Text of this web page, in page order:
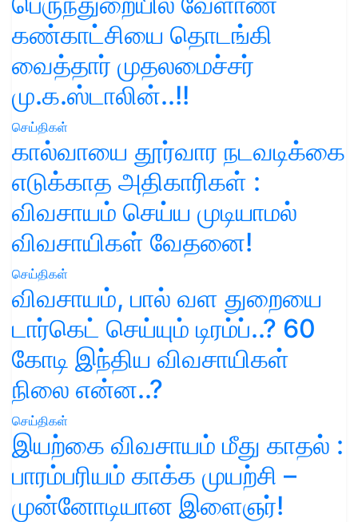
கண்காட்சியை தொடங்கி
வைத்தார் முதலமைச்சர்
மு.க.ஸ்டாலின்..!!
செய்திகள்
கால்வாயை தூர்வார நடவடிக்கை
எடுக்காத அதிகாரிகள் :
விவசாயம் செய்ய முடியாமல்
விவசாயிகள் வேதனை!
செய்திகள்
விவசாயம், பால் வள துறையை
டார்கெட் செய்யும் டிரம்ப்..? 60
கோடி இந்திய விவசாயிகள்
நிலை என்ன..?
செய்திகள்
இயற்கை விவசாயம் மீது காதல் :
பாரம்பரியம் காக்க முயற்சி –
முன்னோடியான இளைஞர்!